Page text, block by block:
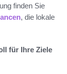
finden Sie
, die lokale
für Ihre Ziele